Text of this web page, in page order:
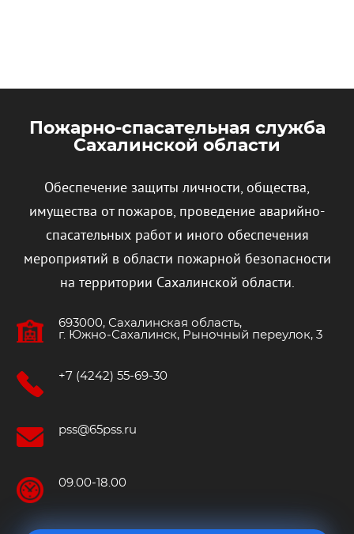
Пожарно-спасательная служба
Сахалинской области
Обеспечение защиты личности, общества,
имущества от пожаров, проведение аварийно-
спасательных работ и иного обеспечения
мероприятий в области пожарной безопасности
на территории Сахалинской области.
693000, Сахалинская область,
г. Южно‐Сахалинск, Рыночный переулок, 3
+7 (4242) 55-69-30
pss@65pss.ru
09.00-18.00